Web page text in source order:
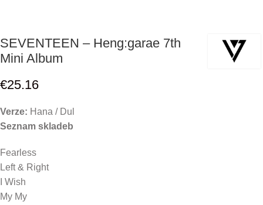
SEVENTEEN – Heng:garae 7th
Mini Album
€25.16
Verze: Hana / Dul
Seznam skladeb
Fearless
Left & Right
I Wish
My My